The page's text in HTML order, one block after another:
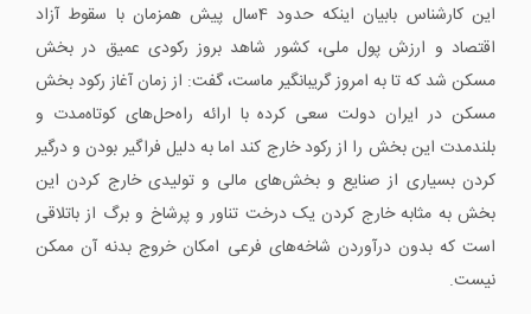
این کارشناس بابیان اینکه حدود 4سال پیش همزمان با سقوط آزاد
اقتصاد و ارزش پول ملی، کشور شاهد بروز رکودی عمیق در بخش
مسکن شد که تا به امروز گریبانگیر ماست، گفت: از زمان آغاز رکود بخش
مسکن در ایران دولت سعی کرده با ارائه راه‌حل‌های کوتاه‌مدت و
بلندمدت این بخش را از رکود خارج کند اما به دلیل فراگیر بودن و درگیر
کردن بسیاری از صنایع و بخش‌های مالی و تولیدی خارج کردن این
بخش به‌ مثابه خارج کردن یک درخت تناور و پرشاخ و برگ از باتلاقی
است که بدون درآوردن شاخه‌های فرعی امکان خروج بدنه آن ممکن
نیست.